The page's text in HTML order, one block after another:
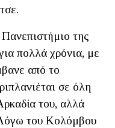
της
πολλά χρόνια, με
από το
σε όλη
του, αλλά
του Κολόμβου